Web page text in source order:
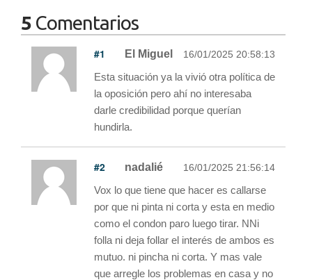
5 Comentarios
#1 El Miguel 16/01/2025 20:58:13
Esta situación ya la vivió otra política de
la oposición pero ahí no interesaba
darle credibilidad porque querían
hundirla.
#2 nadalié 16/01/2025 21:56:14
Vox lo que tiene que hacer es callarse
por que ni pinta ni corta y esta en medio
como el condon paro luego tirar. NNi
folla ni deja follar el interés de ambos es
mutuo. ni pincha ni corta. Y mas vale
que arregle los problemas en casa y no